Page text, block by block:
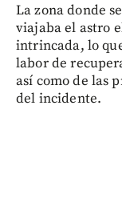
La zona donde
viajaba el astro
intrincada, lo
labor de
así como de las
del incidente.